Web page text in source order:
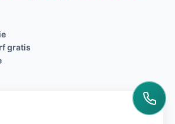
gratis